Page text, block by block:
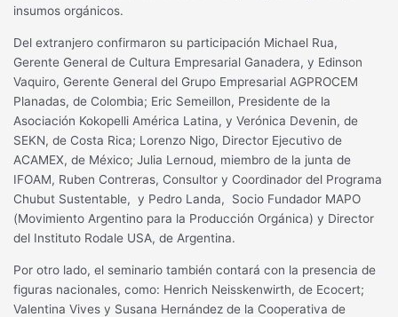
insumos orgánicos.
Del extranjero confirmaron su participación Michael Rua,
Gerente General de Cultura Empresarial Ganadera, y Edinson
Vaquiro, Gerente General del Grupo Empresarial AGPROCEM
Planadas, de Colombia; Eric Semeillon, Presidente de la
Asociación Kokopelli América Latina, y Verónica Devenin, de
SEKN, de Costa Rica; Lorenzo Nigo, Director Ejecutivo de
ACAMEX, de México; Julia Lernoud, miembro de la junta de
IFOAM, Ruben Contreras, Consultor y Coordinador del Programa
Chubut Sustentable, y Pedro Landa, Socio Fundador MAPO
(Movimiento Argentino para la Producción Orgánica) y Director
del Instituto Rodale USA, de Argentina.
Por otro lado, el seminario también contará con la presencia de
figuras nacionales, como: Henrich Neisskenwirth, de Ecocert;
Valentina Vives y Susana Hernández de la Cooperativa de